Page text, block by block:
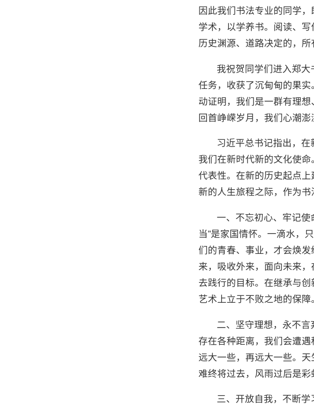
因此我们书法专业的同学
学术，以学养书。阅读、
历史渊源、道路决定的，所
我祝贺同学们进入郑
任务，收获了沉甸甸的果
动证明，我们是一群有理
回首峥嵘岁月，我们心潮澎
习近平总书记指出，
我们在新时代新的文化使
代表性。在新的历史起点
新的人生旅程之际，作为书
一、不忘初心、牢记使
当”是家国情怀。一滴水，
们的青春、事业，才会焕
来，吸收外来，面向未来
去践行的目标。在继承与
艺术上立于不败之地的保障
二、坚守理想，永不
存在各种距离，我们会遭
远大一些，再远大一些。
难终将过去，风雨过后是彩
三、开放自我，不断学